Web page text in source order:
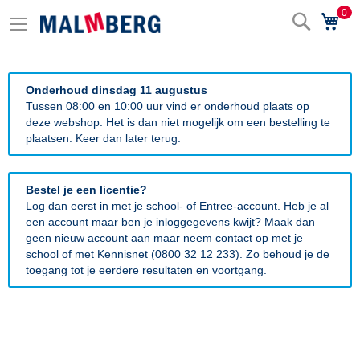
Zoek0
Onderhoud dinsdag 11 augustus
Tussen 08:00 en 10:00 uur vind er onderhoud plaats op
deze webshop. Het is dan niet mogelijk om een bestelling te
plaatsen. Keer dan later terug.
Bestel je een licentie?
Log dan eerst in met je school- of Entree-account. Heb je al
een account maar ben je inloggegevens kwijt? Maak dan
geen nieuw account aan maar neem contact op met je
school of met Kennisnet (0800 32 12 233). Zo behoud je de
toegang tot je eerdere resultaten en voortgang.